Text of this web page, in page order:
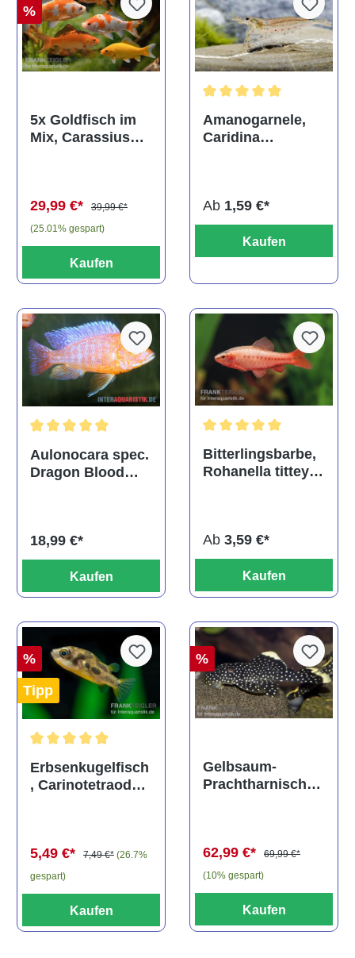
%
5x Goldfisch im
Mix, Carassius
29,99 €*
39,99 €*
(25.01% gespart)
Kaufen
Amanogarnele,
Caridina
Ab 1,59 €*
Kaufen
Durchschnittliche Bewertung von 5 von 5 Sternen
Aulonocara spec.
Dragon Blood
18,99 €*
Kaufen
Bitterlingsbarbe,
Rohanella titteya,
Ab 3,59 €*
Kaufen
%
Tipp
Durchschnittliche Bewertung von 5 von 5 Sternen
Erbsenkugelfisch
, Carinotetraodon
5,49 €* 7,49 €* (26.7%
gespart)
Kaufen
%
Gelbsaum-
Prachtharnischw
62,99 €*
69,99 €*
(10% gespart)
Kaufen